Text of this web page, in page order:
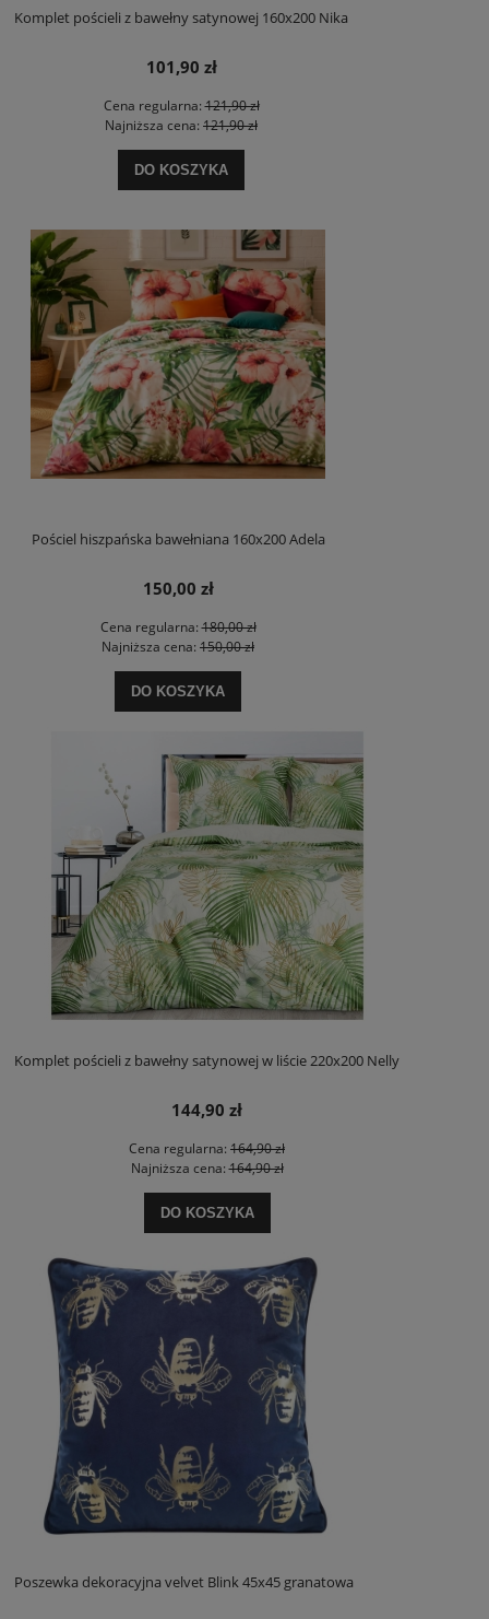
Komplet pościeli z bawełny satynowej 160x200 Nika
101,90 zł
Cena regularna:121,90 zł
Najniższa cena: 121,90 zł
DO KOSZYKA
Pościel hiszpańska bawełniana 160x200 Adela
150,00 zł
Cena regularna:180,00 zł
Najniższa cena: 150,00 zł
DO KOSZYKA
Komplet pościeli z bawełny satynowej w liście 220x200 Nelly
144,90 zł
Cena regularna: 164,90 zł
Najniższa cena:164,90 zł
DO KOSZYKA
Poszewka dekoracyjna velvet Blink 45x45 granatowa